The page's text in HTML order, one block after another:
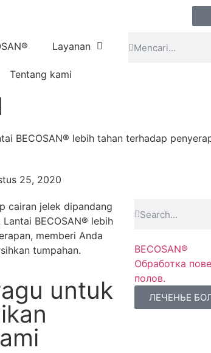
Layanan
Tentang kami
BECOSAN® lebih tahan terhadap
25, 2020
cairan jelek dipandang
BECOSAN® lebih
memberi Anda
tumpahan.
untuk
BECOSAN®
Обработка
полов.
ЛЕЧЕНЬЕ